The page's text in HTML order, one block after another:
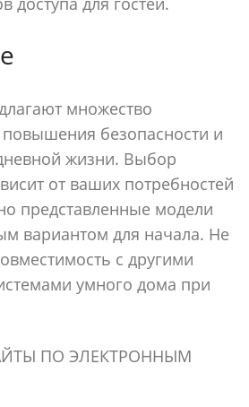
множество
безопасности и
жизни. Выбор
от ваших потребностей
представленные модели
вариантом для начала. Не
с другими
умного дома при
ПО ЭЛЕКТРОННЫМ